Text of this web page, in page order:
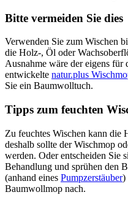
Bitte vermeiden Sie dies
Verwenden Sie zum Wischen
die Holz-, Öl oder
Ausnahme wäre der eigens
entwickelte natur.plus
Sie ein Baumwolltuch.
Tipps zum feuchten
Zu feuchtes Wischen kann die
deshalb sollte der Wischmop
werden. Oder entscheiden Sie
Behandlung und sprühen den
(anhand eines Pumpzerstäuber)
Baumwollmop nach.